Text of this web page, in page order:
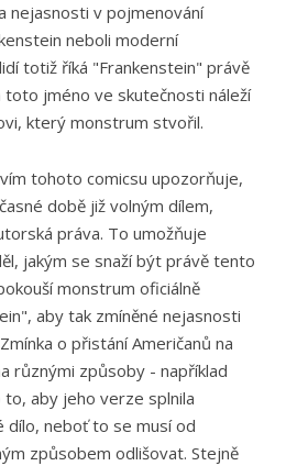
nejasnosti v pojmenování
neboli moderní
totiž říká "Frankenstein" právě
jméno ve skutečnosti náleží
který monstrum stvořil.
tohoto comicsu upozorňuje,
době již volným dílem,
práva. To umožňuje
jakým se snaží být právě tento
monstrum oficiálně
aby tak zmíněné nejasnosti
o přistání Američanů na
různými způsoby - například
to, aby jeho verze splnila
dílo, neboť to se musí od
způsobem odlišovat. Stejně